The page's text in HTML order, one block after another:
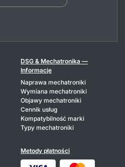
DSG & Mechatronika —
Informacje
Naprawa mechatroniki
Wymiana mechatroniki
Objawy mechatroniki
Cennik usług
Kompatybilność marki
Typy mechatroniki
Metody płatności